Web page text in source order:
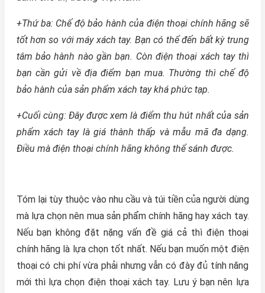
+Thứ ba: Chế độ bảo hành của điện thoại chính hãng sẽ
tốt hơn so với máy xách tay. Bạn có thể đến bất kỳ trung
tâm bảo hành nào gần bạn. Còn điện thoại xách tay thì
bạn cần gửi về địa điểm bạn mua. Thường thì chế độ
bảo hành của sản phẩm xách tay khá phức tạp.
+Cuối cùng: Đây được xem là điểm thu hút nhất của sản
phẩm xách tay là giá thành thấp và mẫu mã đa dạng.
Điều mà điện thoại chính hãng không thể sánh được.
Tóm lại tùy thuộc vào nhu cầu và túi tiền của người dùng
mà lựa chọn nên mua sản phẩm chính hãng hay xách tay.
Nếu bạn không đặt nặng vấn đề giá cả thì điện thoại
chính hãng là lựa chọn tốt nhất. Nếu bạn muốn một điện
thoại có chi phí vừa phải nhưng vẫn có đày đủ tính năng
mới thì lựa chọn điện thoại xách tay. Lưu ý bạn nên lựa